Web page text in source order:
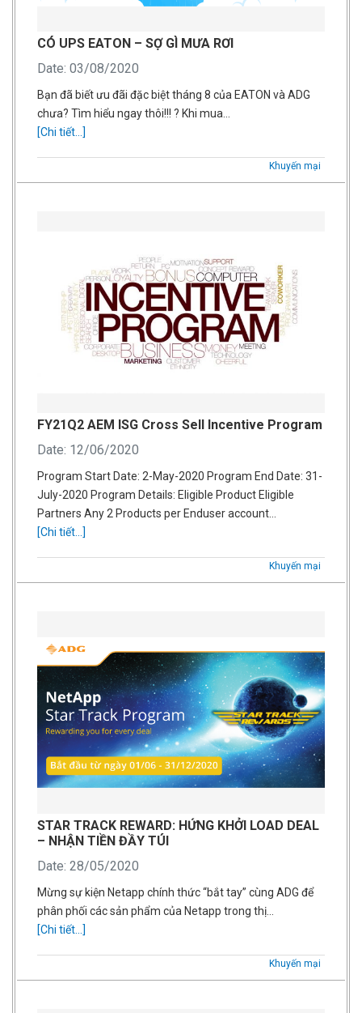
CÓ UPS EATON – SỢ GÌ MƯA RƠI
Date: 03/08/2020
Bạn đã biết ưu đãi đặc biệt tháng 8 của EATON và ADG
chưa? Tìm hiểu ngay thôi!!! ?️ Khi mua…
[Chi tiết...]
Khuyến mại
FY21Q2 AEM ISG Cross Sell Incentive Program
Date: 12/06/2020
Program Start Date: 2-May-2020 Program End Date: 31-
July-2020 Program Details: Eligible Product Eligible
Partners Any 2 Products per Enduser account…
[Chi tiết...]
Khuyến mại
STAR TRACK REWARD: HỨNG KHỞI LOAD DEAL
– NHẬN TIỀN ĐẦY TÚI
Date: 28/05/2020
Mừng sự kiện Netapp chính thức “bắt tay” cùng ADG để
phân phối các sản phẩm của Netapp trong thị…
[Chi tiết...]
Khuyến mại